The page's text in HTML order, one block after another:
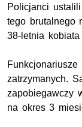
Policjanci
tego brutalnego
38-letnia
zatrzymanych.
zapobiegawczy
na okres 3